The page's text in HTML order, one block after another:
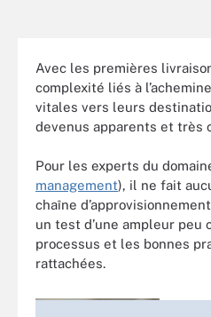
Avec les premières
complexité liés à
vitales vers leurs
devenus apparents et très
Pour les experts du
management), il ne fait
chaîne
un test d’une ampleur peu
processus et les bonnes
rattachées.